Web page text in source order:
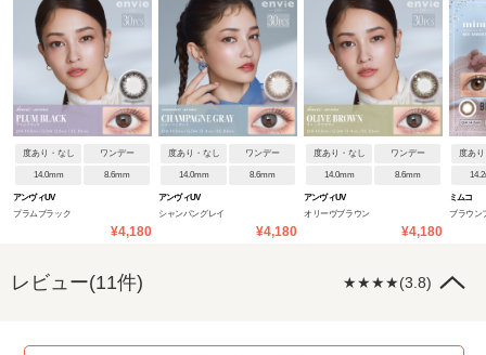
度あり・なし ワンデー
14.0mm 8.6mm
アンヴィUV
プラムブラック
¥4,180
度あり・なし ワンデー
14.0mm 8.6mm
アンヴィUV
シャンパングレイ
¥4,180
度あり・なし ワンデー
14.0mm 8.6mm
アンヴィUV
オリーヴブラウン
¥4,180
度あ
ミムコ
ブラウン
レビュー(11件) ★★★★(3.8)